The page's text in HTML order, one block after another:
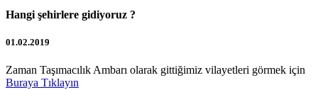
Hangi şehirlere gidiyoruz ?
01.02.2019
Zaman Taşımacılık Ambarı olarak gittiğimiz vilayetleri görmek için
Buraya Tıklayın